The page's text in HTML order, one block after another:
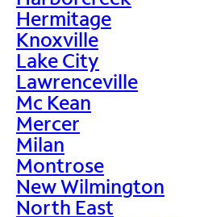
Hermitage
Knoxville
Lake City
Lawrenceville
Mc Kean
Mercer
Milan
Montrose
New Wilmington
North East